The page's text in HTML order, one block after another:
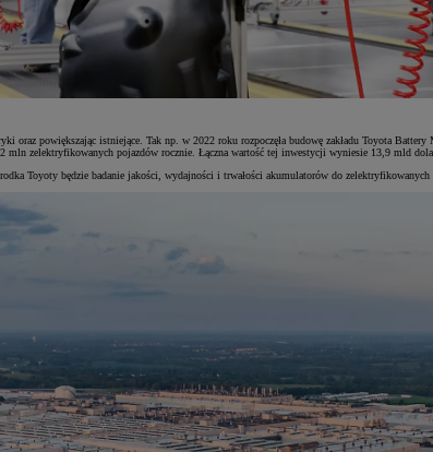
oraz powiększając istniejące. Tak np. w 2022 roku rozpoczęła budowę zakładu Toyota
zelektryfikowanych pojazdów rocznie. Łączna wartość tej inwestycji wyniesie 13,9 mld
Toyoty będzie badanie jakości, wydajności i trwałości akumulatorów do